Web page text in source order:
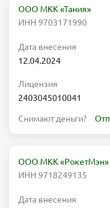
ООО МКК «Тания»
ИНН 9703171990
Дата внесения
12.04.2024
Лицензия
2403045010041
Снимают деньги?
ООО МКК «РокетМэн»
ИНН 9718249135
Дата внесения